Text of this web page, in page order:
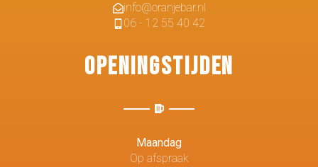
info@oranjebar.nl
06 - 12 55 40 42
Openingstijden
Maandag
Op afspraak